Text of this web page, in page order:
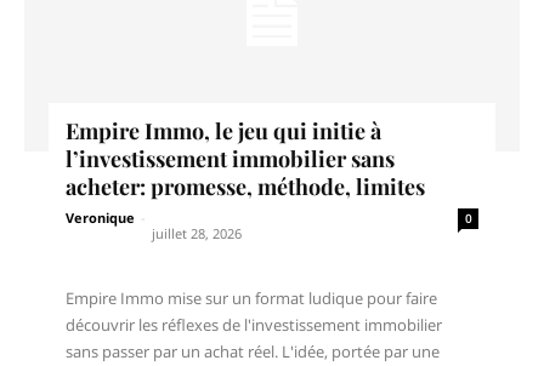
Empire Immo, le jeu qui initie à
l’investissement immobilier sans
acheter: promesse, méthode, limites
Veronique
juillet 28, 2026
0
Empire Immo mise sur un format ludique pour faire
découvrir les réflexes de l'investissement immobilier
sans passer par un achat réel. L'idée, portée par une